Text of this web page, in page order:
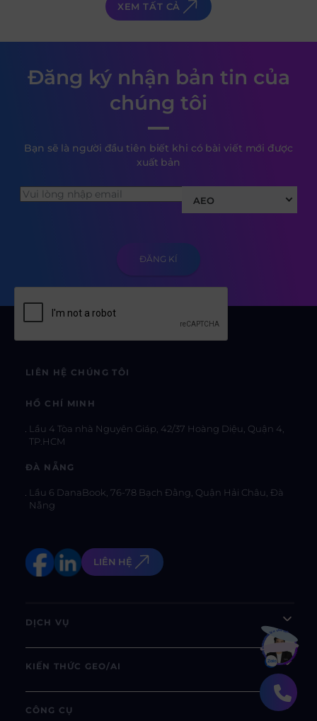
XEM TẤT CẢ
Đăng ký nhận bản tin của
chúng tôi
Bạn sẽ là người đầu tiên biết khi có bài viết mới được
xuất bản
AEO
LIÊN HỆ CHÚNG TÔI
HỒ CHÍ MINH
Lầu 4 Tòa nhà Nguyên Giáp, 42/37 Hoàng Diệu, Quận 4,
TP.HCM
ĐÀ NẴNG
Lầu 6 DanaBook, 76-78 Bạch Đằng, Quận Hải Châu, Đà
Nẵng
LIÊN HỆ
DỊCH VỤ
KIẾN THỨC GEO/AI
CÔNG CỤ
Bạn muốn hiểu thêm?Xem chi tiết